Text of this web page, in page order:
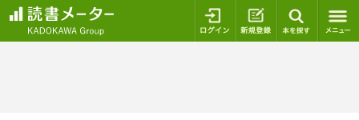
ログイン 新規登録